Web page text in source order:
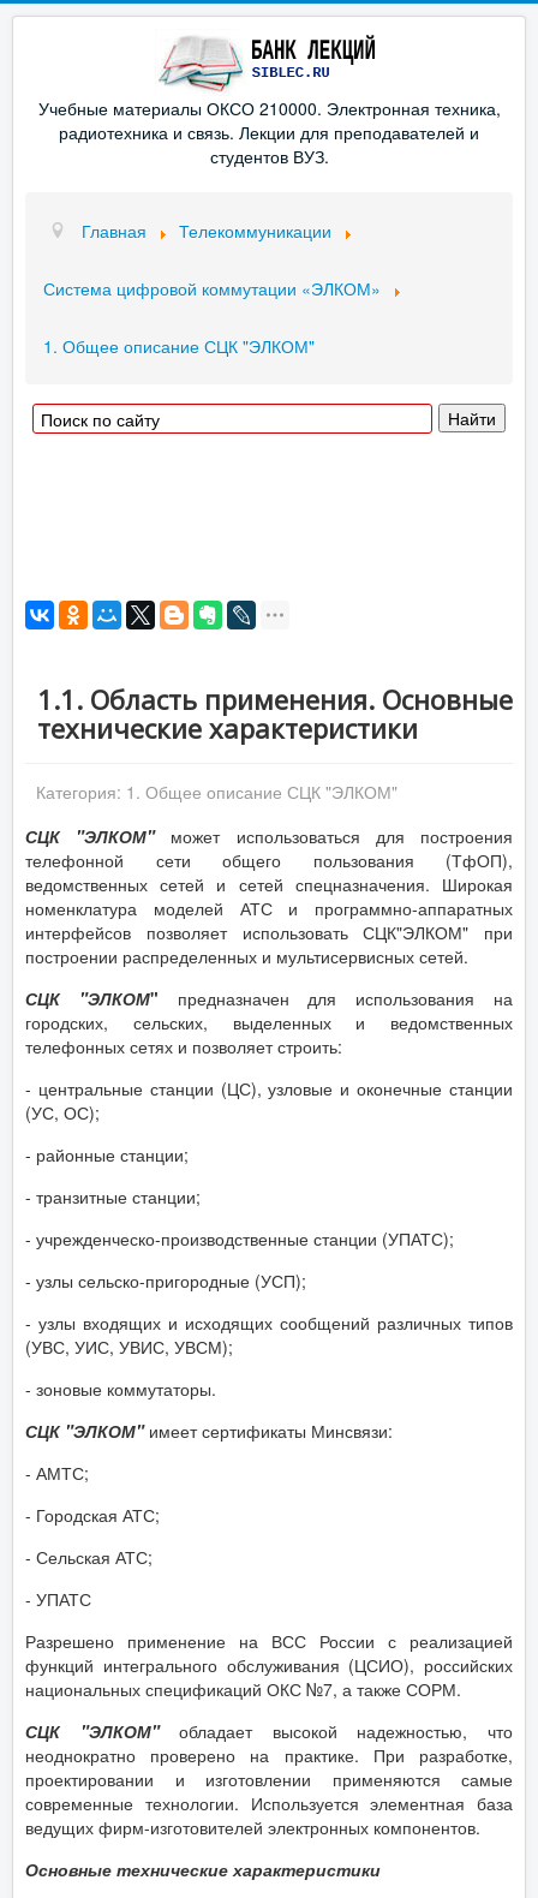
Учебные материалы ОКСО 210000. Электронная техника,
радиотехника и связь. Лекции для преподавателей и
студентов ВУЗ.
Главная Телекоммуникации
Система цифровой коммутации «ЭЛКОМ»
1. Общее описание СЦК "ЭЛКОМ"
1.1. Область применения. Основные
технические характеристики
Категория: 1. Общее описание СЦК "ЭЛКОМ"
СЦК "ЭЛКОМ"может использоваться для построения
телефонной сети общего пользования (ТфОП),
ведомственных сетей и сетей спецназначения. Широкая
номенклатура моделей АТС и программно-аппаратных
интерфейсов позволяет использовать СЦК"ЭЛКОМ" при
построении распределенных и мультисервисных сетей.
СЦК "ЭЛКОМ" предназначен для использования на
городских, сельских, выделенных и ведомственных
телефонных сетях и позволяет строить:
- центральные станции (ЦС), узловые и оконечные станции
(УС, ОС);
- районные станции;
- транзитные станции;
- учрежденческо-производственные станции (УПАТС);
- узлы сельско-пригородные (УСП);
- узлы входящих и исходящих сообщений различных типов
(УВС, УИС, УВИС, УВСМ);
- зоновые коммутаторы.
СЦК "ЭЛКОМ" имеет сертификаты Минсвязи:
- АМТС;
- Городская АТС;
- Сельская АТС;
- УПАТС
Разрешено применение на ВСС России с реализацией
функций интегрального обслуживания (ЦСИО), российских
национальных спецификаций ОКС №7, а также СОРМ.
СЦК "ЭЛКОМ"обладает высокой надежностью, что
неоднократно проверено на практике. При разработке,
проектировании и изготовлении применяются самые
современные технологии. Используется элементная база
ведущих фирм-изготовителей электронных компонентов.
Основные технические характеристики